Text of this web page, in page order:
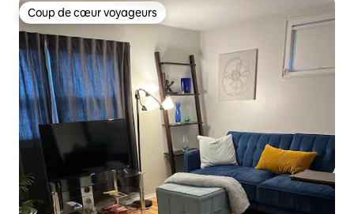
Coup de cœur voyageurs
Coup de cœur voyageurs